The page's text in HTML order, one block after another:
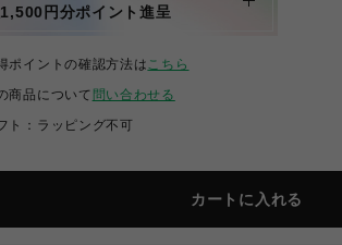
円分ポイント進呈
ポイントの確認方法はこちら
商品について 問い合わせる
ト：ラッピング不可
カートに入れる